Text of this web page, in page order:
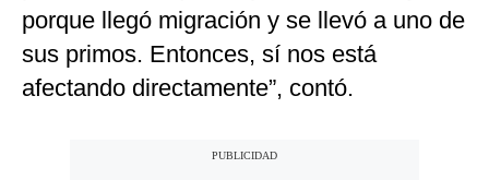
porque llegó migración y se llevó a uno de
sus primos. Entonces, sí nos está
afectando directamente”, contó.